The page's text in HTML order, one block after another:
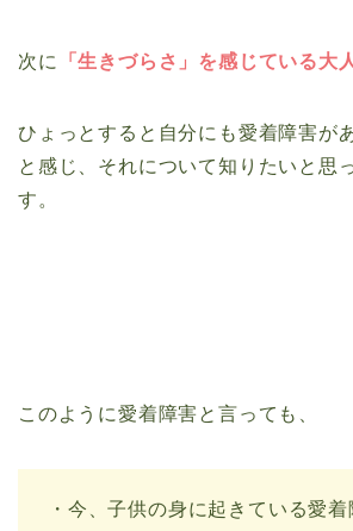
次に 「生きづらさ」を感じている大
ひょっとすると自分にも愛着障害が
と感じ、それについて知りたいと思
す。
このように愛着障害と言っても、
・今、子供の身に起きている愛着